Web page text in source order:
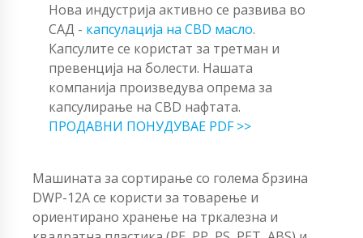
Нова индустрија активно се развива во
САД - капсулација на CBD масло.
Капсулите се користат за третман и
превенција на болести. Нашата
компанија произведува опрема за
капсулирање на CBD нафтата.
ПРОДАВНИ ПОНУДУВАЕ PDF >>
Машината за сортирање со голема брзина
DWP-12A се користи за товарење и
ориентирано хранење на тркалезна и